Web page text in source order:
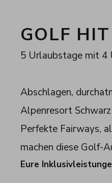
GOLF
5 Urlaubstage mit 4
Abschlagen,
Alpenresort
Perfekte Fairways,
machen diese Golf-
Eure